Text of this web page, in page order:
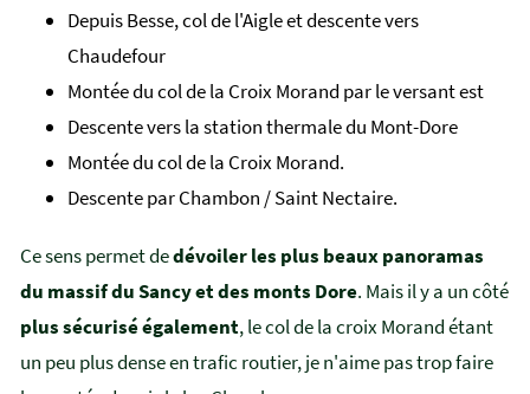
Depuis Besse, col de l'Aigle et descente vers
Chaudefour
Montée du col de la Croix Morand par le versant est
Descente vers la station thermale du Mont-Dore
Montée du col de la Croix Morand.
Descente par Chambon / Saint Nectaire.
Ce sens permet dedévoiler les plus beaux panoramas
du massif du Sancy et des monts Dore. Mais il y a un côté
plus sécurisé également, le col de la croix Morand étant
un peu plus dense en trafic routier, je n'aime pas trop faire